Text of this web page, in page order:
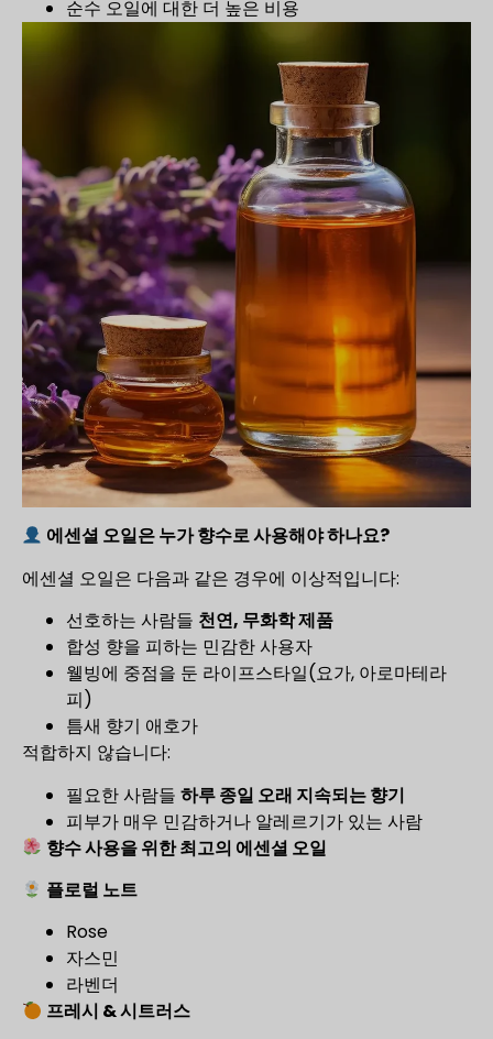
순수 오일에 대한 더 높은 비용
에센셜 오일은 누가 향수로 사용해야 하나요?
에센셜 오일은 다음과 같은 경우에 이상적입니다:
선호하는 사람들 천연, 무화학 제품
합성 향을 피하는 민감한 사용자
웰빙에 중점을 둔 라이프스타일(요가, 아로마테라
피)
틈새 향기 애호가
적합하지 않습니다:
필요한 사람들 하루 종일 오래 지속되는 향기
피부가 매우 민감하거나 알레르기가 있는 사람
향수 사용을 위한 최고의 에센셜 오일
플로럴 노트
Rose
자스민
라벤더
프레시 & 시트러스